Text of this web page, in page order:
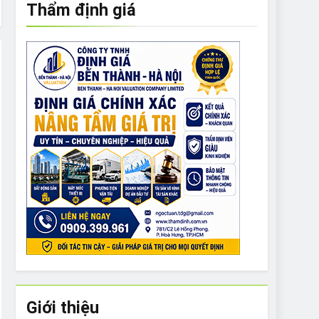
to What Bulldogs Can (and can’t) Eat
Run Long Distances?
Do I Need to Groom My Bulldog
Thẩm định giá
Giới thiệu